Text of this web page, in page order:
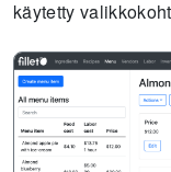
käytetty